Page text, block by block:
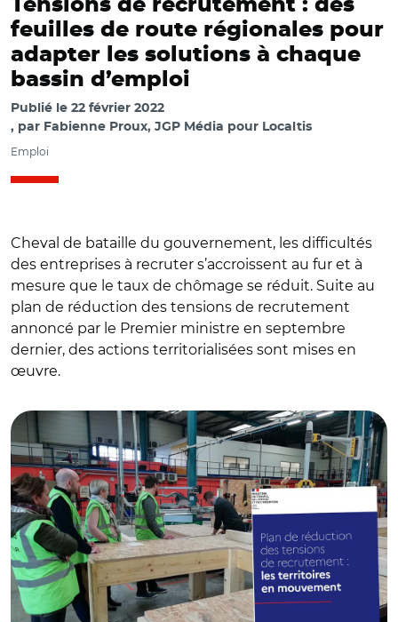
Tensions de recrutement : des
feuilles de route régionales pour
adapter les solutions à chaque
bassin d’emploi
Publié le 22 février 2022
par Fabienne Proux, JGP Média pour Localtis
Emploi
Cheval de bataille du gouvernement, les difficultés
des entreprises à recruter s’accroissent au fur et à
mesure que le taux de chômage se réduit. Suite au
plan de réduction des tensions de recrutement
annoncé par le Premier ministre en septembre
dernier, des actions territorialisées sont mises en
œuvre.
© Ministère du Travail et @Monterrat9 / visite d'une